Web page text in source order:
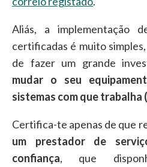
Aliás, a implementação
certificadas é muito
de fazer um grande
mudar o seu
sistemas com que trabalha
Certifica-te apenas de que
um prestador de
confiança, que